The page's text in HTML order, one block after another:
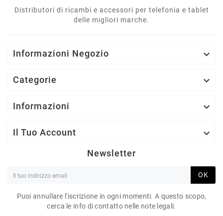
Distributori di ricambi e accessori per telefonia e tablet
delle migliori marche.
Informazioni Negozio 
Categorie 
Informazioni 
Il Tuo Account 
Newsletter
OK
Puoi annullare l'iscrizione in ogni momenti. A questo scopo,
cerca le info di contatto nelle note legali.